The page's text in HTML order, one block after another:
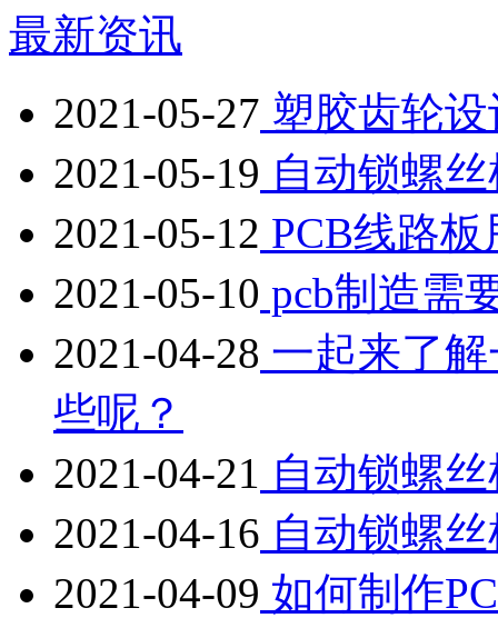
最新资讯
2021-05-27 塑胶齿轮
2021-05-19 自动锁螺
2021-05-12 PCB线路
2021-05-10 pcb制造需
2021-04-28 一起来了
些呢？
2021-04-21 自动锁螺
2021-04-16 自动锁螺
2021-04-09 如何制作